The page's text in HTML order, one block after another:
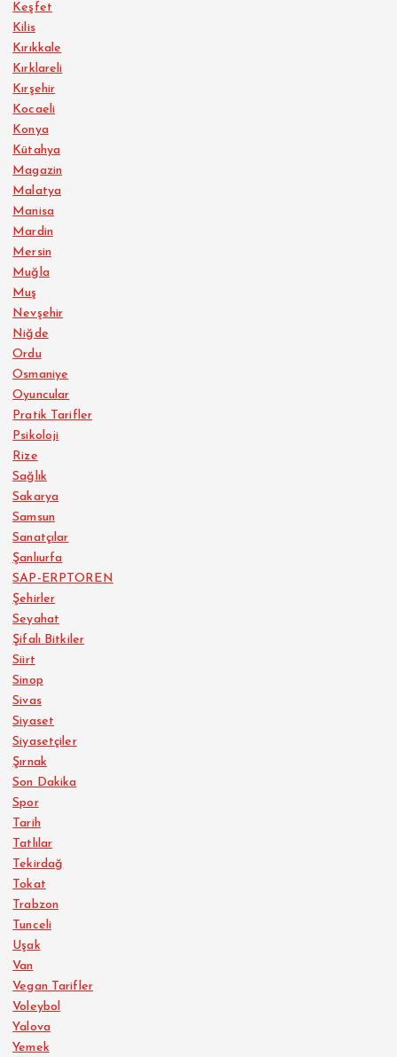
Keşfet
Kilis
Kırıkkale
Kırklareli
Kırşehir
Kocaeli
Konya
Kütahya
Magazin
Malatya
Manisa
Mardin
Mersin
Muğla
Muş
Nevşehir
Niğde
Ordu
Osmaniye
Oyuncular
Pratik Tarifler
Psikoloji
Rize
Sağlık
Sakarya
Samsun
Sanatçılar
Şanlıurfa
SAP-ERPTOREN
Şehirler
Seyahat
Şifalı Bitkiler
Siirt
Sinop
Sivas
Siyaset
Siyasetçiler
Şırnak
Son Dakika
Spor
Tarih
Tatlılar
Tekirdağ
Tokat
Trabzon
Tunceli
Uşak
Van
Vegan Tarifler
Voleybol
Yalova
Yemek